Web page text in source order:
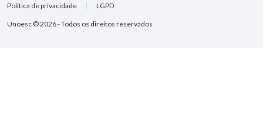
Unoesc © 2026 - Todos os direitos reservados
Política de privacidade LGPD